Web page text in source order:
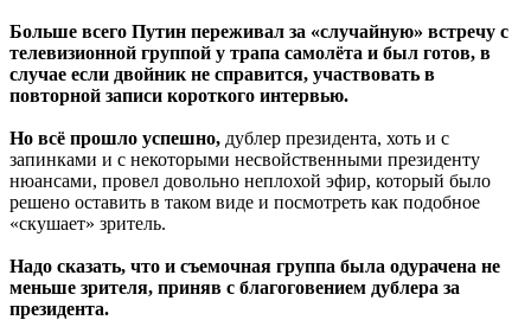
Больше всего Путин переживал за «случайную» встречу с
телевизионной группой у трапа самолёта и был готов, в
случае если двойник не справится, участвовать в
повторной записи короткого интервью.
Но всё прошло успешно, дублер президента, хоть и с
запинками и с некоторыми несвойственными президенту
нюансами, провел довольно неплохой эфир, который было
решено оставить в таком виде и посмотреть как подобное
«скушает» зритель.
Надо сказать, что и съемочная группа была одурачена не
меньше зрителя, приняв с благоговением дублера за
президента.